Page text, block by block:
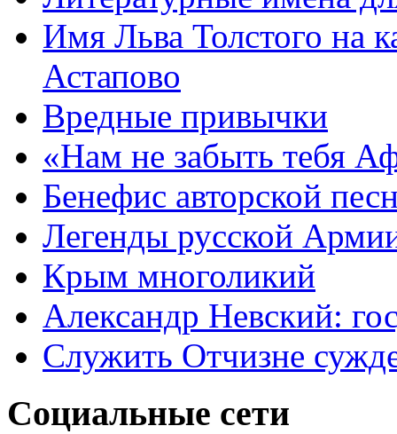
Имя Льва Толстого на
Астапово
Вредные привычки
«Нам не забыть тебя
Бенефис авторской
Легенды русской
Крым многоликий
Александр Невский:
Служить Отчизне
Социальные сети